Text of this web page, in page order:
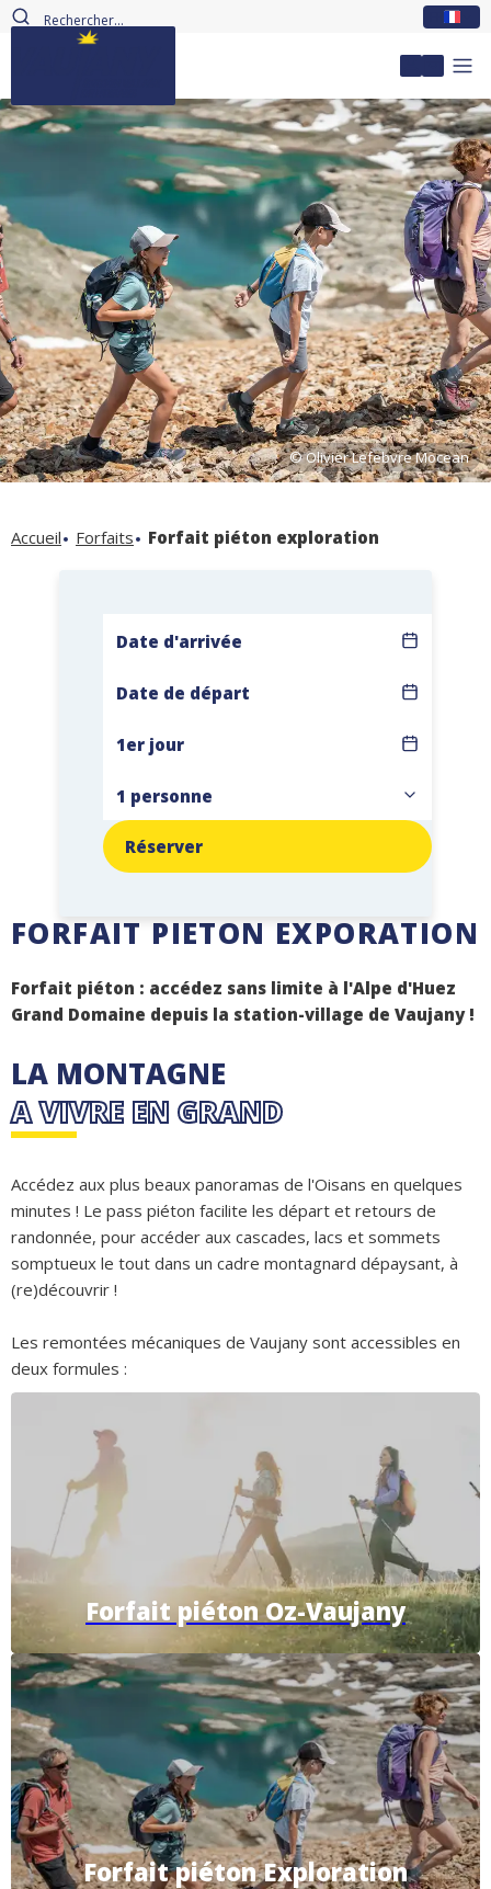
Mon
Accueil Forfaits Forfait piéton exploration
FORFAIT PIETON EXPORATION
Forfait piéton : accédez sans limite à l'Alpe d'Huez
Grand Domaine depuis la station-village de Vaujany !
LA MONTAGNE
A VIVRE EN GRAND
Accédez aux plus beaux panoramas de l'Oisans en quelques
minutes ! Le pass piéton facilite les départ et retours de
randonnée, pour accéder aux cascades, lacs et sommets
somptueux le tout dans un cadre montagnard dépaysant, à
(re)découvrir !
Les remontées mécaniques de Vaujany sont accessibles en
deux formules :
Forfait piéton Oz-Vaujany
Forfait piéton Exploration
Réserver